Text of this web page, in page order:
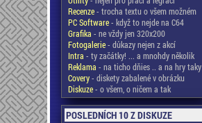
Recenze- trocha textu o všem možném
PC Software- když to nejde na C64
Grafika - ne vždy jen 320x200
Fotogalerie- důkazy nejen z akcí
Intra - ty začátky! ... a mnohdy několik
Reklama - na ticho dňies .. a na hry taky
Covery- diskety zabalené v obrázku
Diskuze- o všem, o ničem a tak
POSLEDNÍCH 10 Z DISKUZE